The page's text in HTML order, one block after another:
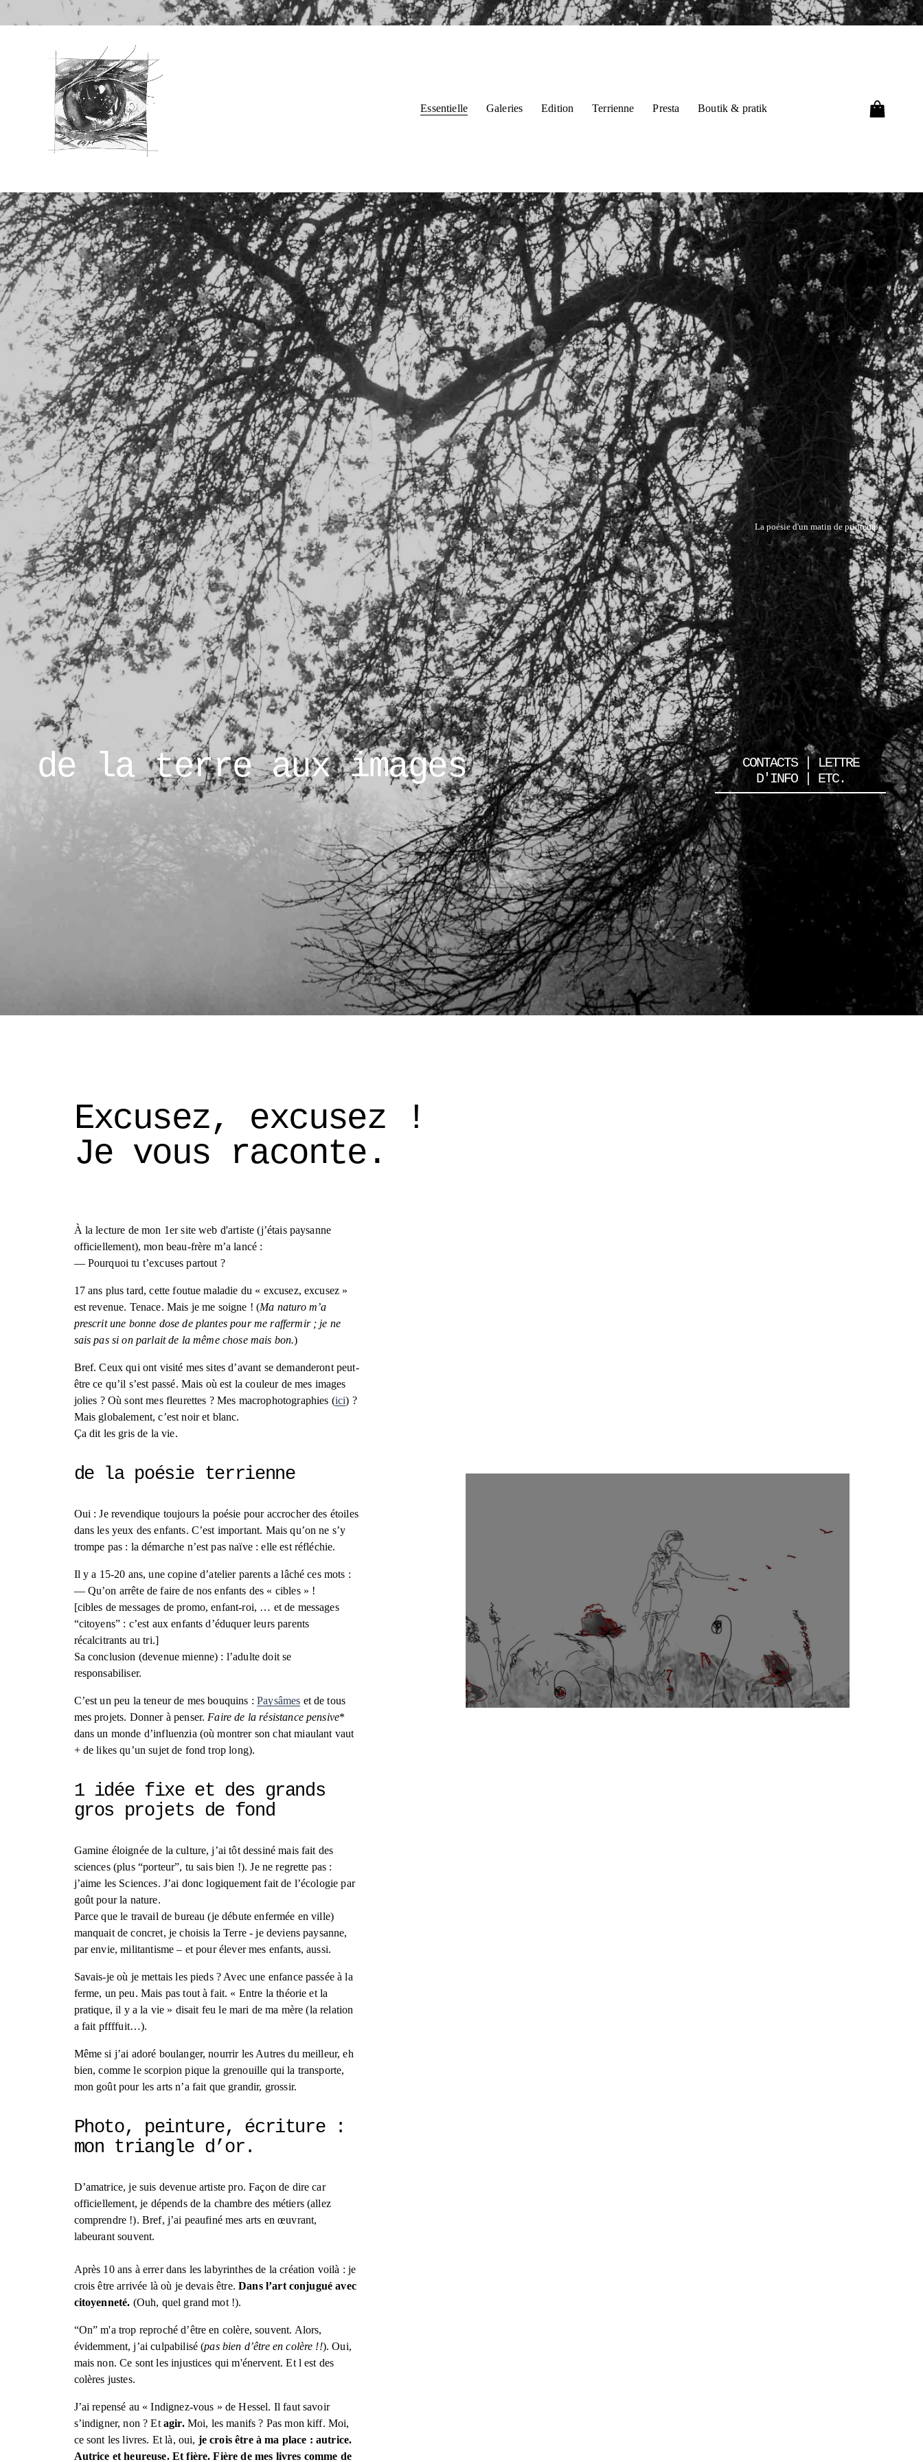
Essentielle Galeries Edition Terrienne Presta Boutik & pratik
de la terre aux images
La poésie d'un matin de printemps.
CONTACTS | LETTRE
D'INFO | ETC.
Excusez, excusez !
Je vous raconte.
À la lecture de mon 1er site web d'artiste (j’étais paysanne
officiellement), mon beau-frère m’a lancé :
— Pourquoi tu t’excuses partout ?
17 ans plus tard, cette foutue maladie du « excusez, excusez »
est revenue. Tenace. Mais je me soigne ! (Ma naturo m’a
prescrit une bonne dose de plantes pour me raffermir ; je ne
sais pas si on parlait de la même chose mais bon.)
Bref. Ceux qui ont visité mes sites d’avant se demanderont peut-
être ce qu’il s’est passé. Mais où est la couleur de mes images
jolies ? Où sont mes fleurettes ? Mes macrophotographies (ici) ?
Mais globalement, c’est noir et blanc.
Ça dit les gris de la vie.
de la poésie terrienne
Oui : Je revendique toujours la poésie pour accrocher des étoiles
dans les yeux des enfants. C’est important. Mais qu’on ne s’y
trompe pas : la démarche n’est pas naïve : elle est réfléchie.
Il y a 15-20 ans, une copine d’atelier parents a lâché ces mots :
— Qu’on arrête de faire de nos enfants des « cibles » !
[cibles de messages de promo, enfant-roi, … et de messages
“citoyens” : c’est aux enfants d’éduquer leurs parents
récalcitrants au tri.]
Sa conclusion (devenue mienne) : l’adulte doit se
responsabiliser.
C’est un peu la teneur de mes bouquins : Paysâmes et de tous
mes projets. Donner à penser. Faire de la résistance pensive*
dans un monde d’influenzia (où montrer son chat miaulant vaut
+ de likes qu’un sujet de fond trop long).
1 idée fixe et des grands
gros projets de fond
Gamine éloignée de la culture, j’ai tôt dessiné mais fait des
sciences (plus “porteur”, tu sais bien !). Je ne regrette pas :
j’aime les Sciences. J’ai donc logiquement fait de l’écologie par
goût pour la nature.
Parce que le travail de bureau (je débute enfermée en ville)
manquait de concret, je choisis la Terre - je deviens paysanne,
par envie, militantisme – et pour élever mes enfants, aussi.
Savais-je où je mettais les pieds ? Avec une enfance passée à la
ferme, un peu. Mais pas tout à fait. « Entre la théorie et la
pratique, il y a la vie » disait feu le mari de ma mère (la relation
a fait pffffuit…).
Même si j’ai adoré boulanger, nourrir les Autres du meilleur, eh
bien, comme le scorpion pique la grenouille qui la transporte,
mon goût pour les arts n’a fait que grandir, grossir.
Photo, peinture, écriture :
mon triangle d’or.
D’amatrice, je suis devenue artiste pro. Façon de dire car
officiellement, je dépends de la chambre des métiers (allez
comprendre !). Bref, j’ai peaufiné mes arts en œuvrant,
labeurant souvent.
Après 10 ans à errer dans les labyrinthes de la création voilà : je
crois être arrivée là où je devais être. Dans l’art conjugué avec
citoyenneté. (Ouh, quel grand mot !).
“On” m'a trop reproché d’être en colère, souvent. Alors,
évidemment, j’ai culpabilisé (pas bien d’être en colère !!). Oui,
mais non. Ce sont les injustices qui m'énervent. Et l est des
colères justes.
J’ai repensé au « Indignez-vous » de Hessel. Il faut savoir
s’indigner, non ? Et agir. Moi, les manifs ? Pas mon kiff. Moi,
ce sont les livres. Et là, oui, je crois être à ma place : autrice.
Autrice et heureuse. Et fière. Fière de mes livres comme de